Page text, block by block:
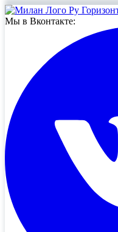
Мы в Вконтакте: